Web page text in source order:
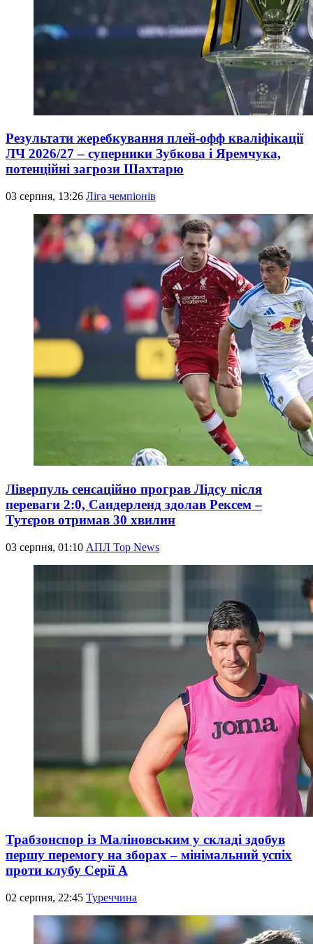
Результати жеребкування плей-офф кваліфікації
ЛЧ 2026/27 – суперники Зубкова і Яремчука,
потенційні загрози Шахтарю
03 серпня, 13:26 Ліга чемпіонів
Ліверпуль сенсаційно програв Лідсу після
переваги 2:0, Сандерленд здолав Рексем –
Тутєров отримав 30 хвилин
03 серпня, 01:10 АПЛ Top News
Трабзонспор із Маліновським у складі здобув
першу перемогу на зборах – мінімальний успіх
проти клубу Серії А
02 серпня, 22:45 Туреччина